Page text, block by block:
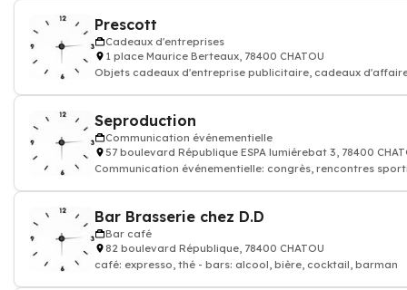
Prescott
Cadeaux d'entreprises
1 place Maurice Berteaux, 78400 CHATOU
Objets cadeaux d'entreprise publicitaire, cadeaux
Seproduction
Communication événementielle
57 boulevard République ESPA lumiérebat 3, 78400
Communication événementielle: congrès, rencontres
Bar Brasserie chez D.D
Bar café
82 boulevard République, 78400 CHATOU
café: expresso, thé - bars: alcool, bière, cocktail, barman